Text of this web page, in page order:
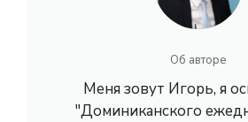
Об авторе
Меня зовут Игорь, я
"Доминиканского